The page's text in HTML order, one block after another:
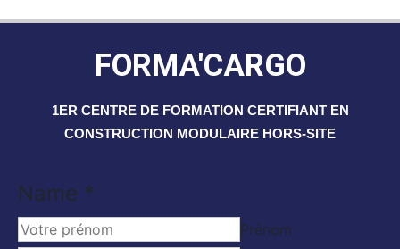
FORMA'CARGO
1ER CENTRE DE FORMATION CERTIFIANT EN
CONSTRUCTION MODULAIRE HORS-SITE
Email
Name *
Prénom